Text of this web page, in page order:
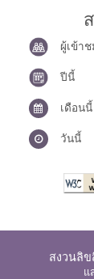
ผู้เข้า
ปีนี้
เดือนนี้
วันนี้
สงวนลิ
แ